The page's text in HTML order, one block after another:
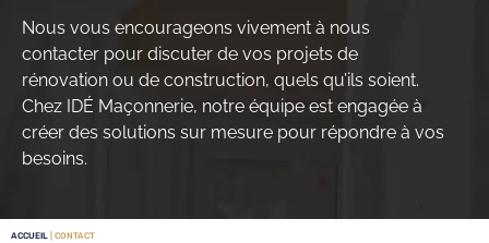
Nous vous encourageons vivement à nous
contacter pour discuter de vos projets de
rénovation ou de construction, quels qu’ils soient.
Chez IDÉ Maçonnerie, notre équipe est engagée à
créer des solutions sur mesure pour répondre à vos
besoins.
ACCUEIL | CONTACT